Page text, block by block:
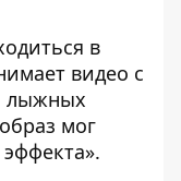
в
видео с
лыжных
мог